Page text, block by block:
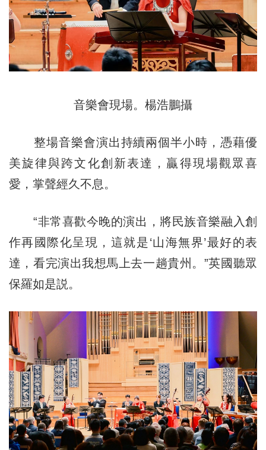
音樂會現場。楊浩鵬攝
整場音樂會演出持續兩個半小時，憑藉優
美旋律與跨文化創新表達，贏得現場觀眾喜
愛，掌聲經久不息。
“非常喜歡今晚的演出，將民族音樂融入創
作再國際化呈現，這就是‘山海無界’最好的表
達，看完演出我想馬上去一趟貴州。”英國聽眾
保羅如是説。